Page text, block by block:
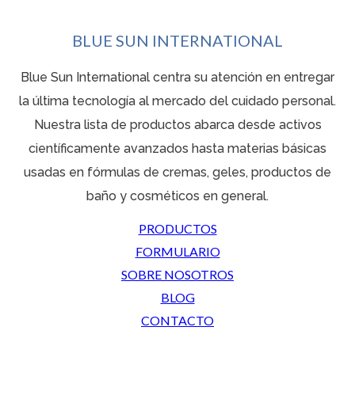
BLUE SUN INTERNATIONAL
Blue Sun International centra su atención en entregar
la última tecnología al mercado del cuidado personal.
Nuestra lista de productos abarca desde activos
científicamente avanzados hasta materias básicas
usadas en fórmulas de cremas, geles, productos de
baño y cosméticos en general.
PRODUCTOS
FORMULARIO
SOBRE NOSOTROS
BLOG
CONTACTO